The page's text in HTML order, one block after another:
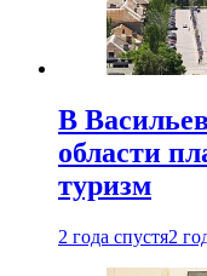
В
области
туризм
2 года спустя2